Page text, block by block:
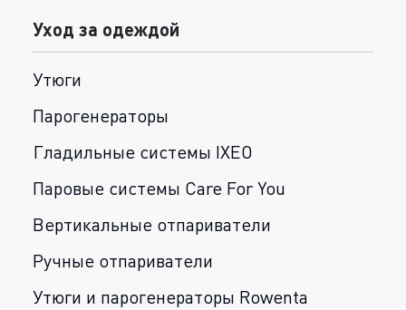
Уход за одеждой
Утюги
Парогенераторы
Гладильные системы IXEO
Паровые системы Care For You
Вертикальные отпариватели
Ручные отпариватели
Утюги и парогенераторы Rowenta